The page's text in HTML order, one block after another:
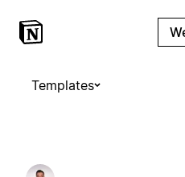
Templates